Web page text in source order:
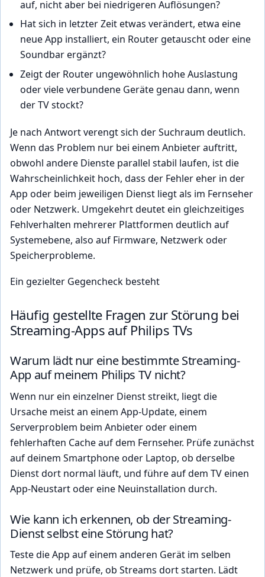
auf, nicht aber bei niedrigeren Auflösungen?
Hat sich in letzter Zeit etwas verändert, etwa eine
neue App installiert, ein Router getauscht oder eine
Soundbar ergänzt?
Zeigt der Router ungewöhnlich hohe Auslastung
oder viele verbundene Geräte genau dann, wenn
der TV stockt?
Je nach Antwort verengt sich der Suchraum deutlich.
Wenn das Problem nur bei einem Anbieter auftritt,
obwohl andere Dienste parallel stabil laufen, ist die
Wahrscheinlichkeit hoch, dass der Fehler eher in der
App oder beim jeweiligen Dienst liegt als im Fernseher
oder Netzwerk. Umgekehrt deutet ein gleichzeitiges
Fehlverhalten mehrerer Plattformen deutlich auf
Systemebene, also auf Firmware, Netzwerk oder
Speicherprobleme.
Ein gezielter Gegencheck besteht
Häufig gestellte Fragen zur Störung bei
Streaming-Apps auf Philips TVs
Warum lädt nur eine bestimmte Streaming-
App auf meinem Philips TV nicht?
Wenn nur ein einzelner Dienst streikt, liegt die
Ursache meist an einem App-Update, einem
Serverproblem beim Anbieter oder einem
fehlerhaften Cache auf dem Fernseher. Prüfe zunächst
auf deinem Smartphone oder Laptop, ob derselbe
Dienst dort normal läuft, und führe auf dem TV einen
App-Neustart oder eine Neuinstallation durch.
Wie kann ich erkennen, ob der Streaming-
Dienst selbst eine Störung hat?
Teste die App auf einem anderen Gerät im selben
Netzwerk und prüfe, ob Streams dort starten. Lädt